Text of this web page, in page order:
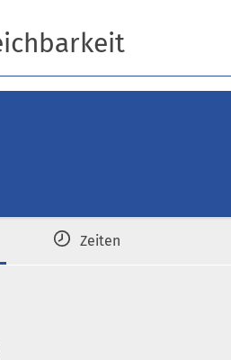
Zeiten